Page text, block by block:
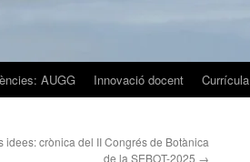
AUGG Innovació docent Currícula
idees: crònica del II Congrés de Botànica
de la SEBOT-2025 →